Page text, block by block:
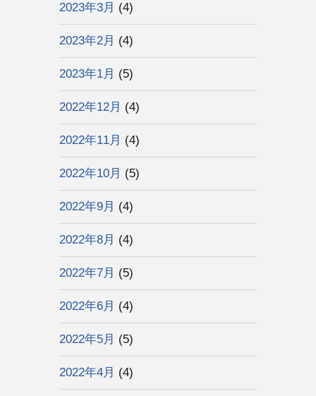
2023年3月 (4)
2023年2月 (4)
2023年1月 (5)
2022年12月 (4)
2022年11月 (4)
2022年10月 (5)
2022年9月 (4)
2022年8月 (4)
2022年7月 (5)
2022年6月 (4)
2022年5月 (5)
2022年4月 (4)